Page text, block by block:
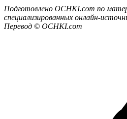
Подготовлено OCHKI.com по
специализированных онлайн-
Перевод © OCHKI.com